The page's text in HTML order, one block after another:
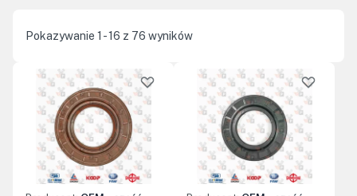
Pokazywanie 1 - 16 z 76 wyników